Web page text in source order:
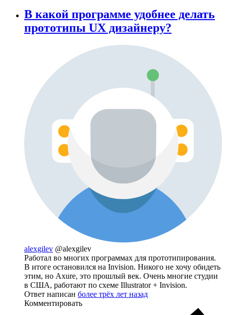
В какой программе удобнее делать
прототипы UX дизайнеру?
alexgilev @alexgilev
Работал во многих программах для прототипирования.
В итоге остановился на Invision. Никого не хочу обидеть
этим, но Axure, это прошлый век. Очень многие студии
в США, работают по схеме Illustrator + Invision.
Ответ написан более трёх лет назад
Комментировать